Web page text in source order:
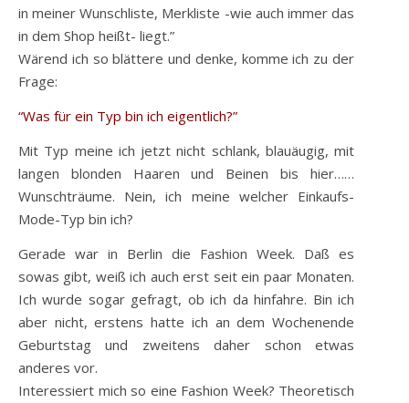
in meiner Wunschliste, Merkliste -wie auch immer das
in dem Shop heißt- liegt.”
Wärend ich so blättere und denke, komme ich zu der
Frage:
“Was für ein Typ bin ich eigentlich?”
Mit Typ meine ich jetzt nicht schlank, blauäugig, mit
langen blonden Haaren und Beinen bis hier……
Wunschträume. Nein, ich meine welcher Einkaufs-
Mode-Typ bin ich?
Gerade war in Berlin die Fashion Week. Daß es
sowas gibt, weiß ich auch erst seit ein paar Monaten.
Ich wurde sogar gefragt, ob ich da hinfahre. Bin ich
aber nicht, erstens hatte ich an dem Wochenende
Geburtstag und zweitens daher schon etwas
anderes vor.
Interessiert mich so eine Fashion Week? Theoretisch